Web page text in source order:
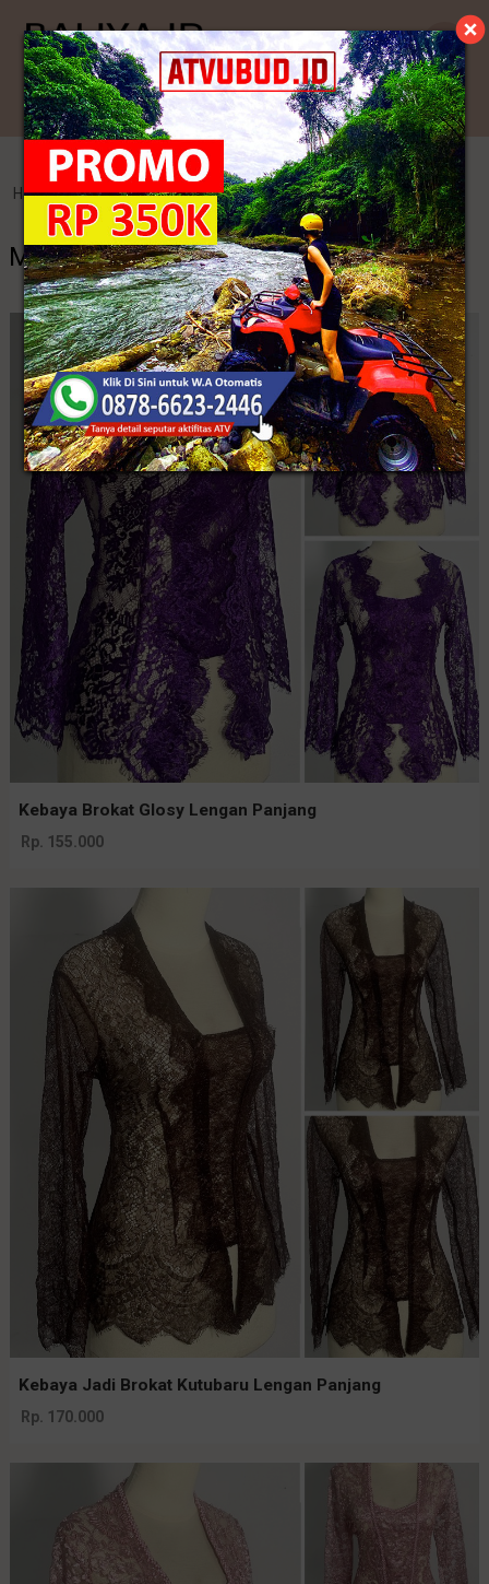
Kategori
Home >Kebaya Jadi >Model Kebaya Lengan Panjang
Model Kebaya Lengan Panjang
Kebaya Brokat Glosy Lengan Panjang
Rp. 155.000
Kebaya Jadi Brokat Kutubaru Lengan Panjang
Rp. 170.000